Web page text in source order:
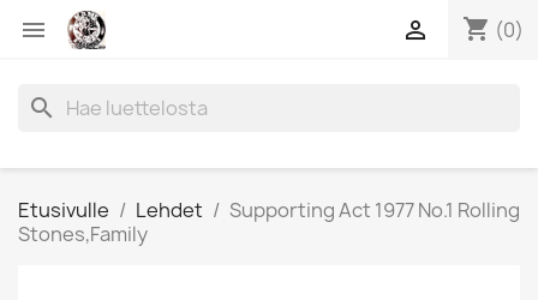
 shopping_cart (0)

search
Etusivulle Lehdet
Supporting Act 1977 No.1 Rolling
Stones,Family